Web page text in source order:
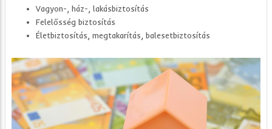
Vagyon-, ház-, lakásbiztosítás
Felelősség biztosítás
Életbiztosítás, megtakarítás, balesetbiztosítás